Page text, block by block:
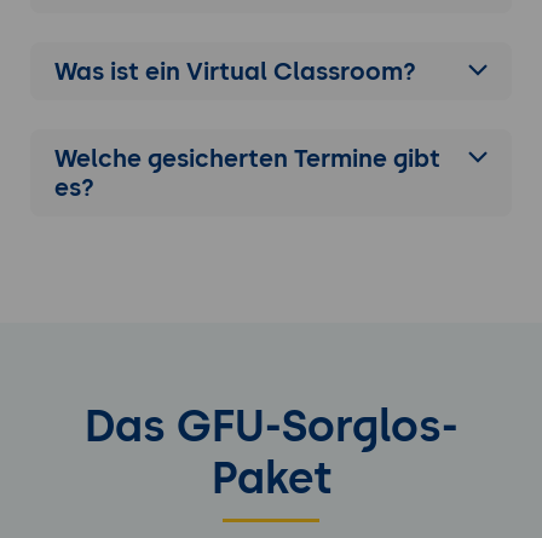
Was ist ein Virtual Classroom?
Welche gesicherten Termine gibt
es?
Das GFU-Sorglos-
Paket